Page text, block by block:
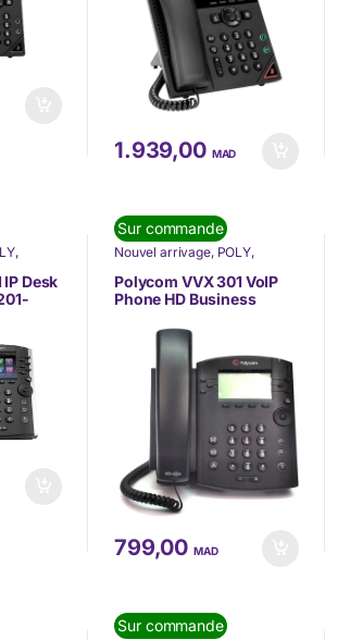
1.939,00 MAD
,
IP
IP Desk
Sur commande
Nouvel arrivage, POLY,
SOLUTION DE
COMMUNICATION,
TÉLÉPHONIE,Téléphonie IP
(VoIP)
Polycom VVX 301 VoIP
Phone HD Business
2200-48300-025
799,00MAD
Sur commande